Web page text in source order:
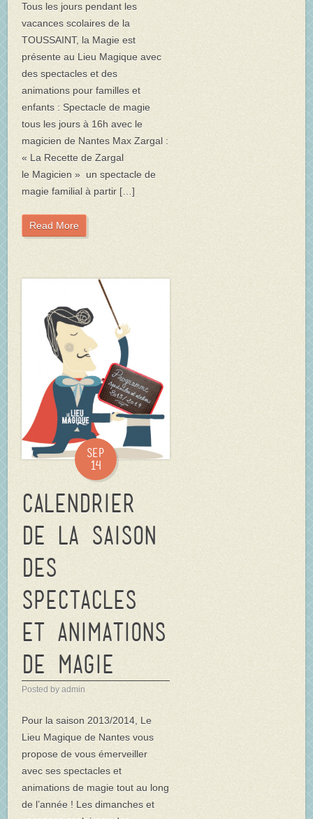
Tous les jours pendant les
vacances scolaires de la
TOUSSAINT, la Magie est
présente au Lieu Magique avec
des spectacles et des
animations pour familles et
enfants : Spectacle de magie
tous les jours à 16h avec le
magicien de Nantes Max Zargal :
« La Recette de Zargal
le Magicien » un spectacle de
magie familial à partir […]
Read More
Sep
14
Calendrier
de la saison
des
spectacles
et animations
de magie
Posted by admin
Pour la saison 2013/2014, Le
Lieu Magique de Nantes vous
propose de vous émerveiller
avec ses spectacles et
animations de magie tout au long
de l’année ! Les dimanches et